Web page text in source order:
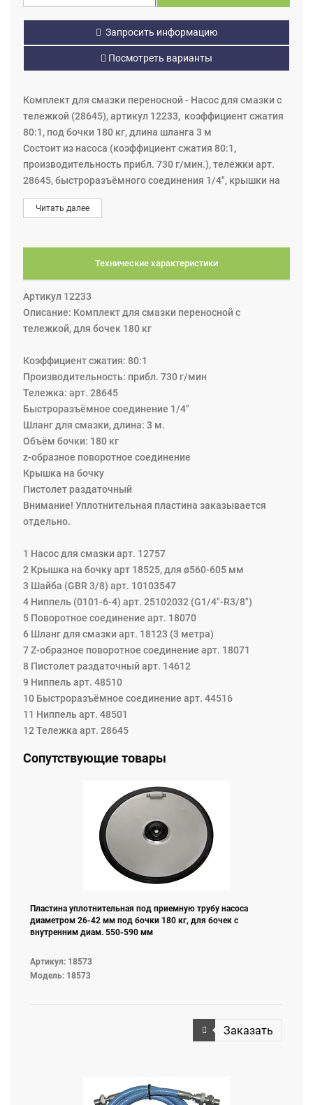
Запросить информацию
Посмотреть варианты
Комплект для смазки переносной - Насос для смазки с
тележкой (28645), артикул 12233, коэффициент сжатия
80:1, под бочки 180 кг, длина шланга 3 м
Состоит из насоса (коэффициент сжатия 80:1,
производительность прибл. 730 г/мин.), тележки арт.
28645, быстроразъёмного соединения 1/4", крышки на
бочку, шланга для смазки, z-образного поворотного
соединения и пистолета раздаточного.
Читать далее
Технические характеристики
Артикул 12233
Описание: Комплект для смазки переносной с
тележкой, для бочек 180 кг
Коэффициент сжатия: 80:1
Производительность: прибл. 730 г/мин
Тележка: арт. 28645
Быстроразъёмное соединение 1/4"
Шланг для смазки, длина: 3 м.
Объём бочки: 180 кг
z-образное поворотное соединение
Крышка на бочку
Пистолет раздаточный
Внимание! Уплотнительная пластина заказывается
отдельно.
1 Насос для смазки арт. 12757
2 Крышка на бочку арт 18525, для ø560-605 мм
3 Шайба (GBR 3/8) арт. 10103547
4 Ниппель (0101-6-4) арт. 25102032 (G1/4"-R3/8")
5 Поворотное соединение арт. 18070
6 Шланг для смазки арт. 18123 (3 метра)
7 Z-образное поворотное соединение арт. 18071
8 Пистолет раздаточный арт. 14612
9 Ниппель арт. 48510
10 Быстроразъёмное соединение арт. 44516
11 Ниппель арт. 48501
12 Тележка арт. 28645
Сопутствующие товары
Пластина уплотнительная под приемную трубу насоса
диаметром 26-42 мм под бочки 180 кг, для бочек с
внутренним диам. 550-590 мм
Артикул: 18573
Модель: 18573
Заказать